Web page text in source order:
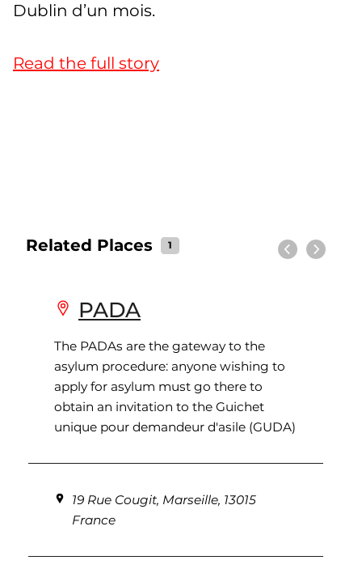
Dublin d’un mois.
Read the full story
Related Places 1
PADA
The PADAs are the gateway to the
asylum procedure: anyone wishing to
apply for asylum must go there to
obtain an invitation to the Guichet
unique pour demandeur d'asile (GUDA)
19 Rue Cougit, Marseille, 13015
France